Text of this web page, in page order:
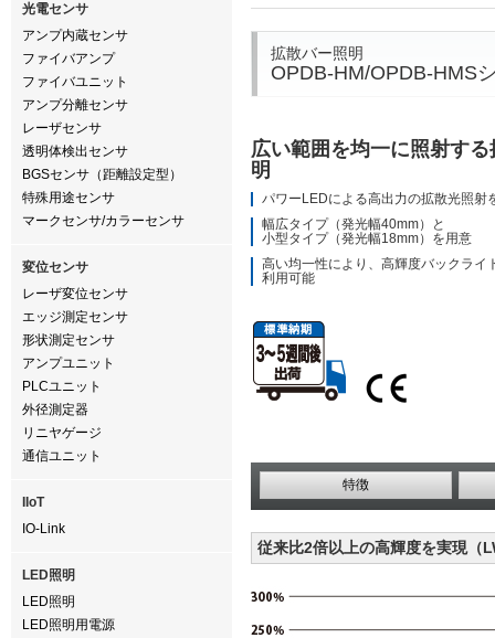
光電センサ
アンプ内蔵センサ
ファイバアンプ
ファイバユニット
アンプ分離センサ
レーザセンサ
透明体検出センサ
BGSセンサ（距離設定型）
特殊用途センサ
マークセンサ/カラーセンサ
変位センサ
レーザ変位センサ
エッジ測定センサ
形状測定センサ
アンプユニット
PLCユニット
外径測定器
リニヤゲージ
通信ユニット
IIoT
IO-Link
LED照明
LED照明
LED照明用電源
拡散バー照明
OPDB-HM/OPDB-HMS
広い範囲を均一に照射す
明
パワーLEDによる高出力の拡散光照射
幅広タイプ（発光幅40mm）と
小型タイプ（発光幅18mm）を用意
高い均一性により、高輝度バックライ
利用可能
特徴
従来比2倍以上の高輝度を実現（